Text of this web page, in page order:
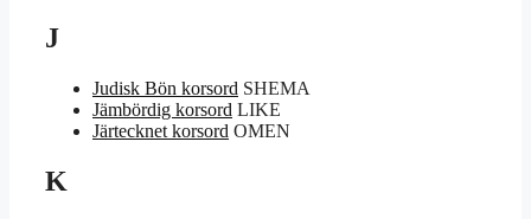
J
Judisk Bön korsord SHEMA
Jämbördig korsord LIKE
Järtecknet korsord OMEN
K